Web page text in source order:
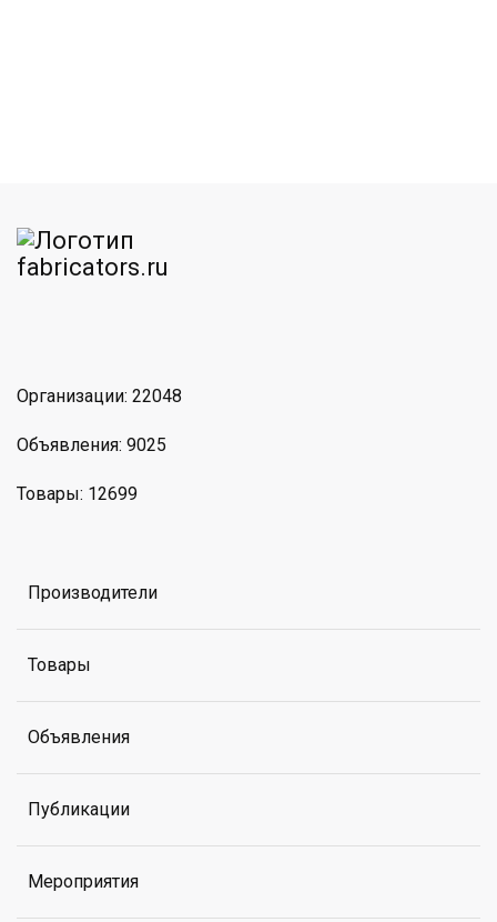
Организации: 22048
Объявления: 9025
Товары: 12699
Производители
Товары
Объявления
Публикации
Мероприятия